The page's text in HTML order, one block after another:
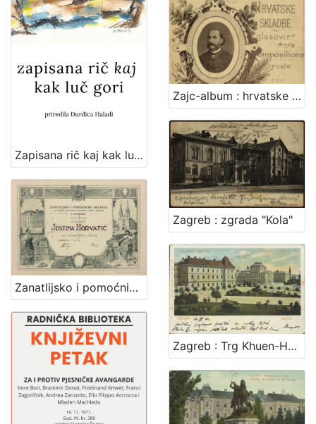
Zapisana rič kaj kak luč gori : zajednička zbirka poezije članova Udruge "Vladimir Maleković" / priredila Đurđica Haladi ; [tekstovi o pjesnicima Snježana Zrinjan]
Zanatlijsko i pomoćničko društvo za podporu bolestnika, nemoćnika, udova i siročadi
Zajc-album : hrvatske skladbe za glasovir
Zagreb : zgrada "Kola"
Zagreb : Trg Khuen-Hedervary-jev = Agram : Place Khuen-Hedervary